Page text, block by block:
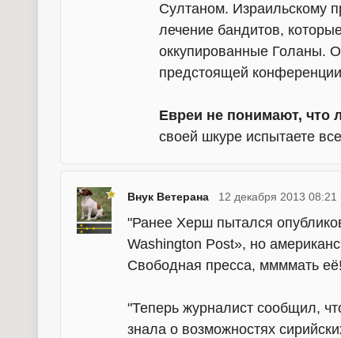
Султаном. Израильскому
лечение бандитов,
оккупированные Голаны.
предстоящей
Евреи не понимают, что
своей шкуре испытаете
Внук Ветерана 12 декабря 2013 08:21
"Ранее Херш пытался
Washington Post», но
Свободная пресса, ммммать её!
"Теперь журналист сообщил,
знала о возможностях